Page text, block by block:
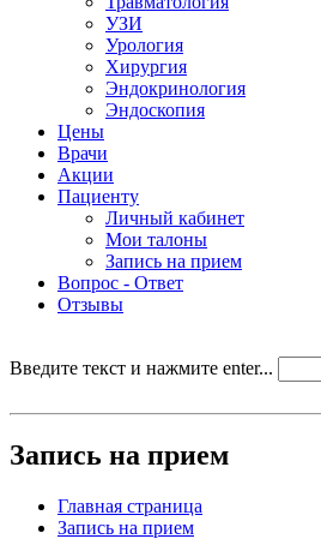
УЗИ
Урология
Хирургия
Эндокринология
Эндоскопия
Цены
Врачи
Акции
Пациенту
Личный кабинет
Мои талоны
Запись на прием
Вопрос - Ответ
Отзывы
Введите текст и нажмите enter...
Запись на прием
Главная страница
Запись на прием